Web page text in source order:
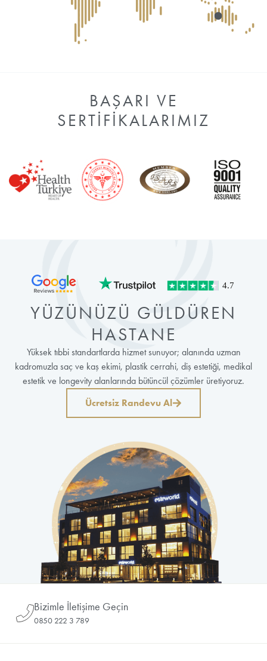
BAŞARI VE
SERTIFIKALARIMIZ
YÜZÜNÜZÜ GÜLDÜREN
HASTANE
Yüksek tıbbi standartlarda hizmet sunuyor; alanında uzman
kadromuzla saç ve kaş ekimi, plastik cerrahi, diş estetiği, medikal
estetik ve longevity alanlarında bütüncül çözümler üretiyoruz.
Ücretsiz Randevu Al
Bizimle İletişime Geçin
0850 222 3 789